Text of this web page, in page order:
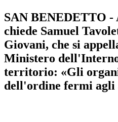
SAN BENEDETTO -
chiede Samuel
Giovani, che si
Ministero
territorio: «Gli
dell'ordine fermi agli